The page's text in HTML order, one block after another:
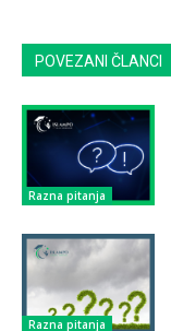
POVEZANI ČLANCI
Razna pitanja
Razna pitanja